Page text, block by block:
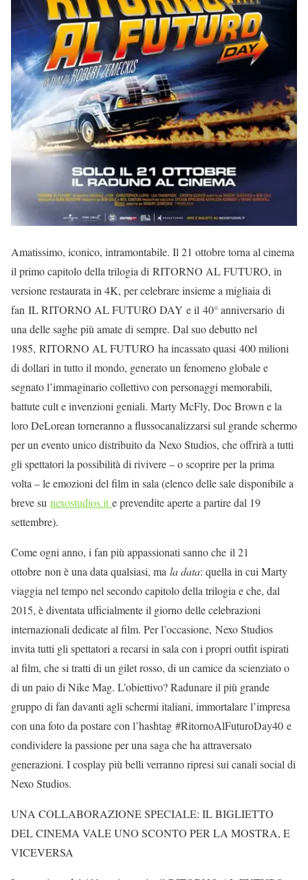
Amatissimo, iconico, intramontabile. Il 21 ottobre torna al cinema
il primo capitolo della trilogia di RITORNO AL FUTURO, in
versione restaurata in 4K, per celebrare insieme a migliaia di
fan IL RITORNO AL FUTURO DAY e il 40° anniversario di
una delle saghe più amate di sempre. Dal suo debutto nel
1985, RITORNO AL FUTURO ha incassato quasi 400 milioni
di dollari in tutto il mondo, generato un fenomeno globale e
segnato l’immaginario collettivo con personaggi memorabili,
battute cult e invenzioni geniali. Marty McFly, Doc Brown e la
loro DeLorean torneranno a flussocanalizzarsi sul grande schermo
per un evento unico distribuito da Nexo Studios, che offrirà a tutti
gli spettatori la possibilità di rivivere – o scoprire per la prima
volta – le emozioni del film in sala (elenco delle sale disponibile a
breve su nexostudios.it e prevendite aperte a partire dal 19
settembre).
Come ogni anno, i fan più appassionati sanno che il 21
ottobre non è una data qualsiasi, ma la data: quella in cui Marty
viaggia nel tempo nel secondo capitolo della trilogia e che, dal
2015, è diventata ufficialmente il giorno delle celebrazioni
internazionali dedicate al film. Per l’occasione, Nexo Studios
invita tutti gli spettatori a recarsi in sala con i propri outfit ispirati
al film, che si tratti di un gilet rosso, di un camice da scienziato o
di un paio di Nike Mag. L’obiettivo? Radunare il più grande
gruppo di fan davanti agli schermi italiani, immortalare l’impresa
con una foto da postare con l’hashtag #RitornoAlFuturoDay40 e
condividere la passione per una saga che ha attraversato
generazioni. I cosplay più belli verranno ripresi sui canali social di
Nexo Studios.
UNA COLLABORAZIONE SPECIALE: IL BIGLIETTO
DEL CINEMA VALE UNO SCONTO PER LA MOSTRA, E
VICEVERSA